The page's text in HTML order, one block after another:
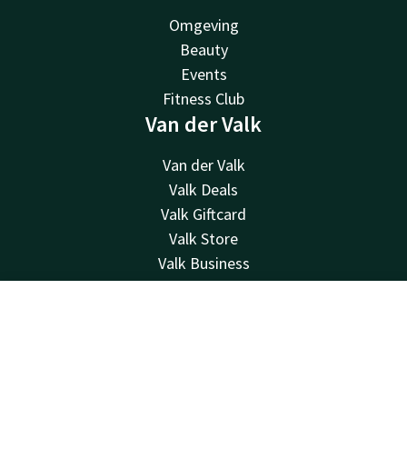
Omgeving
Beauty
Events
Fitness Club
Van der Valk
Van der Valk
Valk Deals
Valk Giftcard
Valk Store
Valk Business
Valk Life